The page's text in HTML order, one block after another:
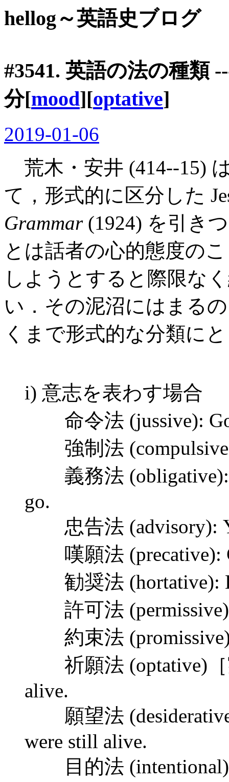
hellog～英語史ブログ
#3541. 英語の法の種類
分[mood][optative]
2019-01-06
荒木・安井 (414--15)
て，形式的に区分した
Grammar(1924) を引き
とは話者の心的態度の
しようとすると際限な
い．その泥沼にはまる
くまで形式的な分類に
i) 意志を表わす場合
命令法 (jussive):
強制法
義務法 (obligative):
go.
忠告法 (advisory):
嘆願法 (precative):
勧奨法 (hortative):
許可法 (permissive):
約束法 (promissive):
祈願法 (optative)［
alive.
願望法
were still alive.
目的法 (intentional):